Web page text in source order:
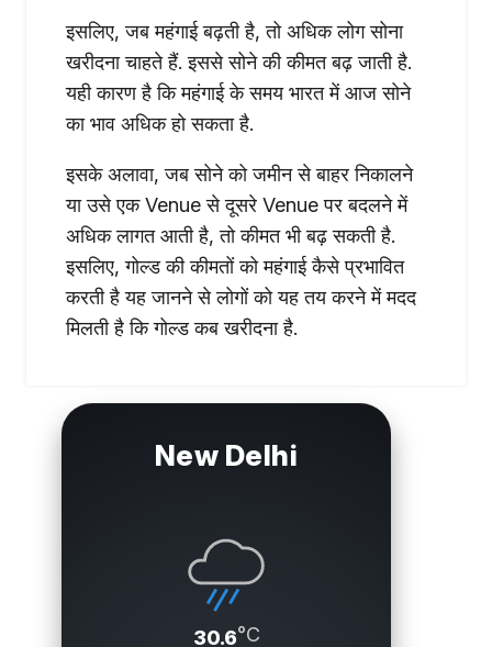
इसलिए, जब महंगाई बढ़ती है, तो अधिक लोग सोना
खरीदना चाहते हैं. इससे सोने की कीमत बढ़ जाती है.
यही कारण है कि महंगाई के समय भारत में आज सोने
का भाव अधिक हो सकता है.
इसके अलावा, जब सोने को जमीन से बाहर निकालने
या उसे एक Venue से दूसरे Venue पर बदलने में
अधिक लागत आती है, तो कीमत भी बढ़ सकती है.
इसलिए, गोल्ड की कीमतों को महंगाई कैसे प्रभावित
करती है यह जानने से लोगों को यह तय करने में मदद
मिलती है कि गोल्ड कब खरीदना है.
New Delhi
30.6°C